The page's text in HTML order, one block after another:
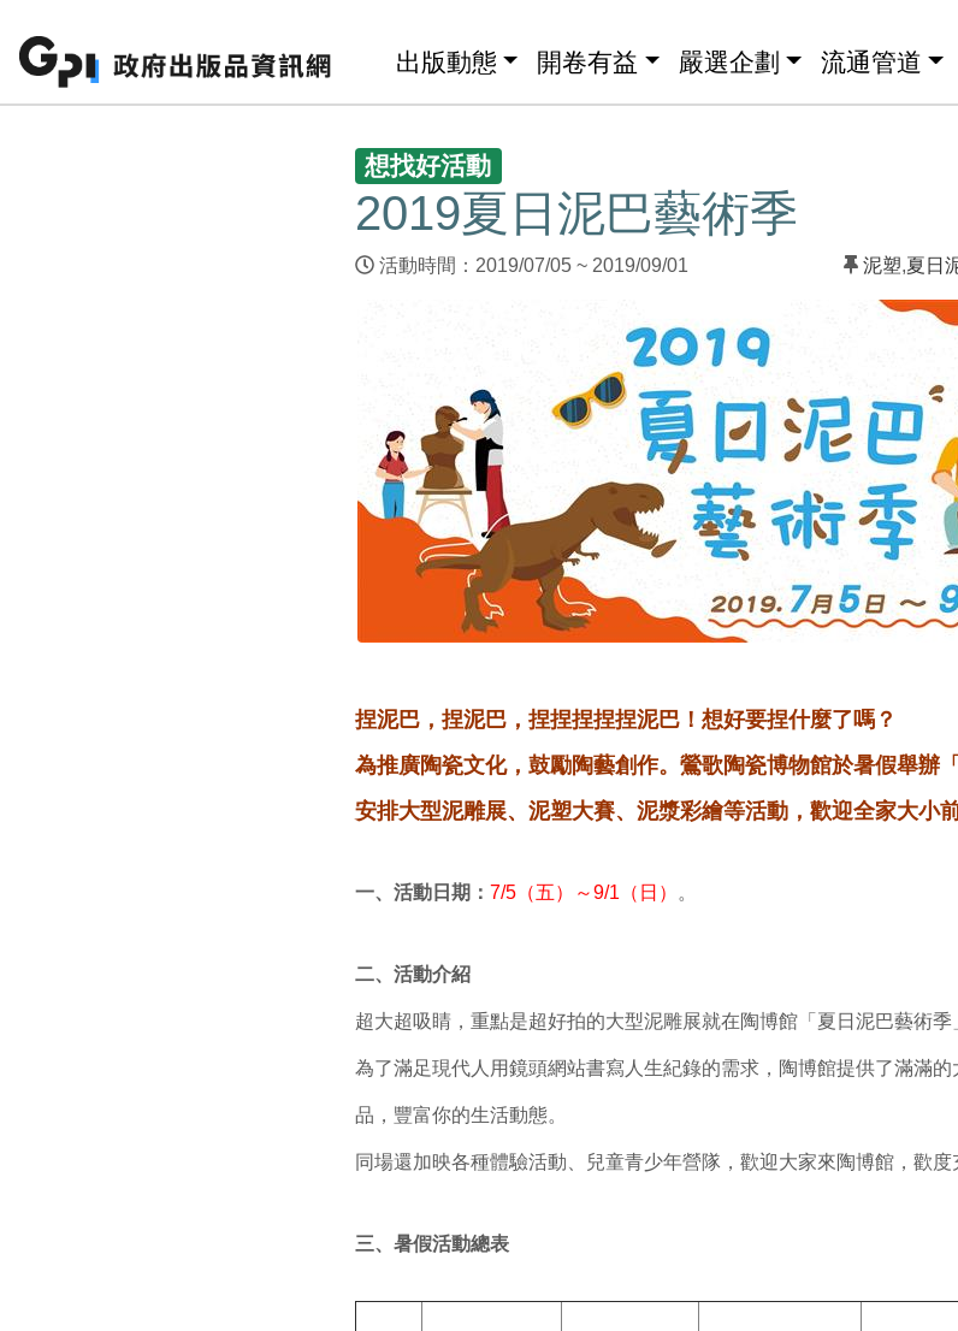
出版動態 開卷有益 嚴選企劃 流通管道
想找好活動
2019夏日泥巴藝術季
活動時間：2019/07/05 ~ 2019/09/01 泥塑,夏日
捏泥巴，捏泥巴，捏捏捏捏捏泥巴！想好要捏什麼了嗎？
為推廣陶瓷文化，鼓勵陶藝創作。鶯歌陶瓷博物館於暑假舉辦
安排大型泥雕展、泥塑大賽、泥漿彩繪等活動，歡迎全家大小前
一、活動日期： 7/5（五）～9/1（日） 。
二、活動介紹
超大超吸睛，重點是超好拍的大型泥雕展就在陶博館「夏日泥巴藝術季
為了滿足現代人用鏡頭網站書寫人生紀錄的需求，陶博館提供了滿滿
品，豐富你的生活動態。
同場還加映各種體驗活動、兒童青少年營隊，歡迎大家來陶博館，歡度
三、暑假活動總表